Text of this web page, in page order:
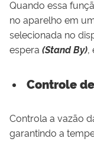
Quando essa
no aparelho em
selecionada no
espera (Stand By),
Controle
Controla a vazão
garantindo a